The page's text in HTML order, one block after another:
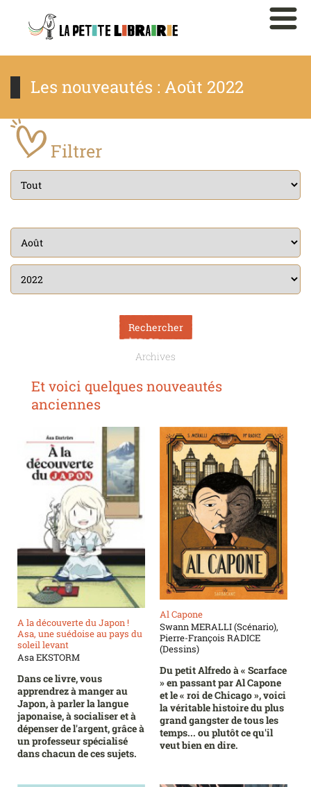
Les nouveautés : Août 2022
Filtrer
Archives
Et voici quelques nouveautés
anciennes
A la découverte du Japon !
Asa, une suédoise au pays du
soleil levant
Asa EKSTORM
Dans ce livre, vous
apprendrez à manger au
Japon, à parler la langue
japonaise, à socialiser et à
dépenser de l'argent, grâce à
un professeur spécialisé
dans chacun de ces sujets.
Al Capone
Swann MERALLI (Scénario),
Pierre-François RADICE
(Dessins)
Du petit Alfredo à « Scarface
» en passant par Al Capone
et le « roi de Chicago », voici
la véritable histoire du plus
grand gangster de tous les
temps... ou plutôt ce qu'il
veut bien en dire.